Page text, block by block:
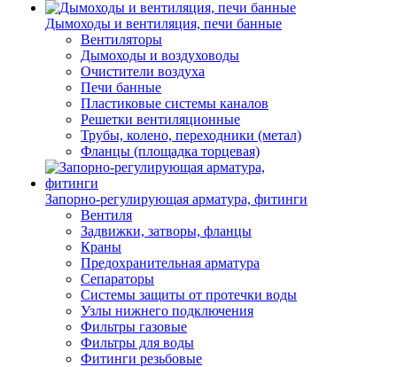
Дымоходы и вентиляция, печи банные
Вентиляторы
Дымоходы и воздуховоды
Очистители воздуха
Печи банные
Пластиковые системы каналов
Решетки вентиляционные
Трубы, колено, переходники (метал)
Фланцы (площадка торцевая)
Запорно-регулирующая арматура, фитинги
Вентиля
Задвижки, затворы, фланцы
Краны
Предохранительная арматура
Сепараторы
Системы защиты от протечки воды
Узлы нижнего подключения
Фильтры газовые
Фильтры для воды
Фитинги резьбовые